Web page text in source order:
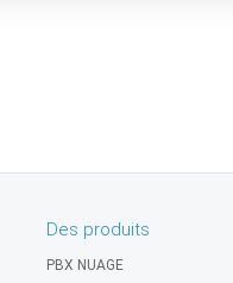
Des produits
PBX NUAGE